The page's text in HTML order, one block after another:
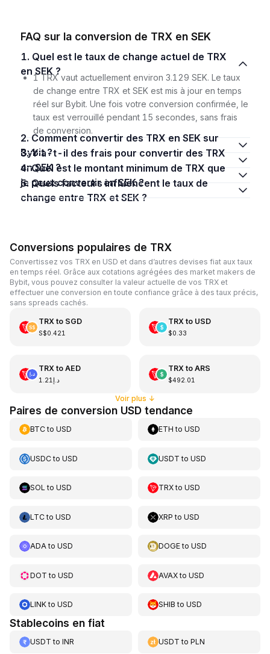
FAQ sur la conversion de TRX en SEK
1. Quel est le taux de change actuel de TRX
en SEK ?
1 TRX vaut actuellement environ 3.129 SEK. Le taux
de change entre TRX et SEK est mis à jour en temps
réel sur Bybit. Une fois votre conversion confirmée, le
taux est verrouillé pendant 15 secondes, sans frais
de conversion.
2. Comment convertir des TRX en SEK sur
Bybit ?
3. Y a-t-il des frais pour convertir des TRX
en SEK ?
4. Quel est le montant minimum de TRX que
je peux convertir en SEK ?
5. Quels facteurs influencent le taux de
change entre TRX et SEK ?
Conversions populaires de TRX
Convertissez vos TRX en USD et dans d’autres devises fiat aux taux
en temps réel. Grâce aux cotations agrégées des market makers de
Bybit, vous pouvez consulter la valeur actuelle de vos TRX et
effectuer une conversion en toute confiance grâce à des taux précis,
sans spreads cachés.
TRXto SGD
S$0.421
TRXto USD
$0.33
TRXto AED
د.إ1.21
TRXto ARS
$492.01
Voir plus ↓
Paires de conversion USD tendance
BTCto USD ETH toUSD
USDCto USD USDT toUSD
SOL to USD TRXtoUSD
LTCto USD XRP toUSD
ADAto USD DOGEtoUSD
DOT to USD AVAXtoUSD
LINKto USD SHIB toUSD
Stablecoins en fiat
USDT to INR USDT toPLN